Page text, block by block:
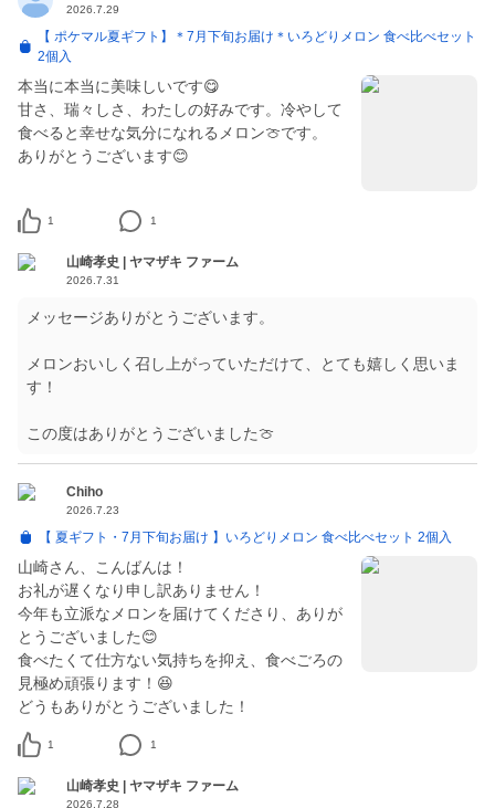
2026.7.29
【 ポケマル夏ギフト】＊7月下旬お届け＊いろどりメロン 食べ比べセット
2個入
本当に本当に美味しいです😋
甘さ、瑞々しさ、わたしの好みです。冷やして
食べると幸せな気分になれるメロン🍈です。
ありがとうございます😊
1 1
山崎孝史 | ヤマザキ ファーム
2026.7.31
メッセージありがとうございます。
メロンおいしく召し上がっていただけて、とても嬉しく思いま
す！
この度はありがとうございました🍈
Chiho
2026.7.23
【 夏ギフト・7月下旬お届け 】いろどりメロン 食べ比べセット 2個入
山崎さん、こんばんは！
お礼が遅くなり申し訳ありません！
今年も立派なメロンを届けてくださり、ありが
とうございました😊
食べたくて仕方ない気持ちを抑え、食べごろの
見極め頑張ります！😆
どうもありがとうございました！
1 1
山崎孝史 | ヤマザキ ファーム
2026.7.28